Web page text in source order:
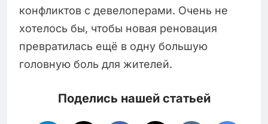
конфликтов с девелоперами. Очень не
хотелось бы, чтобы новая реновация
превратилась ещё в одну большую
головную боль для жителей.
Поделись нашей статьей